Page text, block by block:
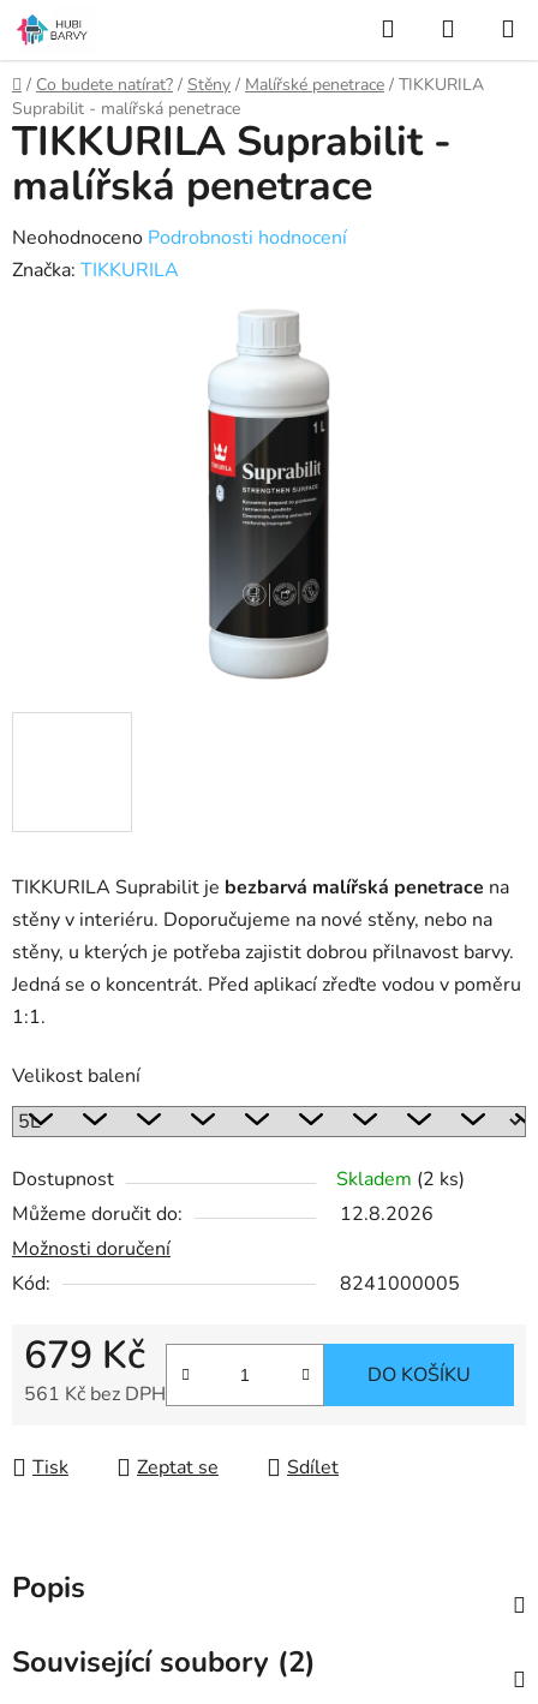
Přejít
na
obsah
Hledat
KOŠÍK
Domů
/ Co budete natírat? / Stěny / Malířské penetrace / TIKKURILA
Suprabilit - malířská penetrace
TIKKURILA Suprabilit je bezbarvá malířská penetrace na
stěny v interiéru. Doporučujeme na nové stěny, nebo na
stěny, u kterých je potřeba zajistit dobrou přilnavost barvy.
Jedná se o koncentrát. Před aplikací zřeďte vodou v poměru
1:1.
Velikost balení
Dostupnost Skladem (2 ks)
Můžeme doručit do:
12.8.2026
Možnosti doručení
Kód:
8241000005
679 Kč
561 Kč bez DPH
DO KOŠÍKU
Tisk Zeptat se Sdílet
TIKKURILA Suprabilit -
malířská penetrace
Průměrné
hodnocení
Neohodnoceno Podrobnosti hodnocení
Značka: TIKKURILA
Popis
Související soubory (2)